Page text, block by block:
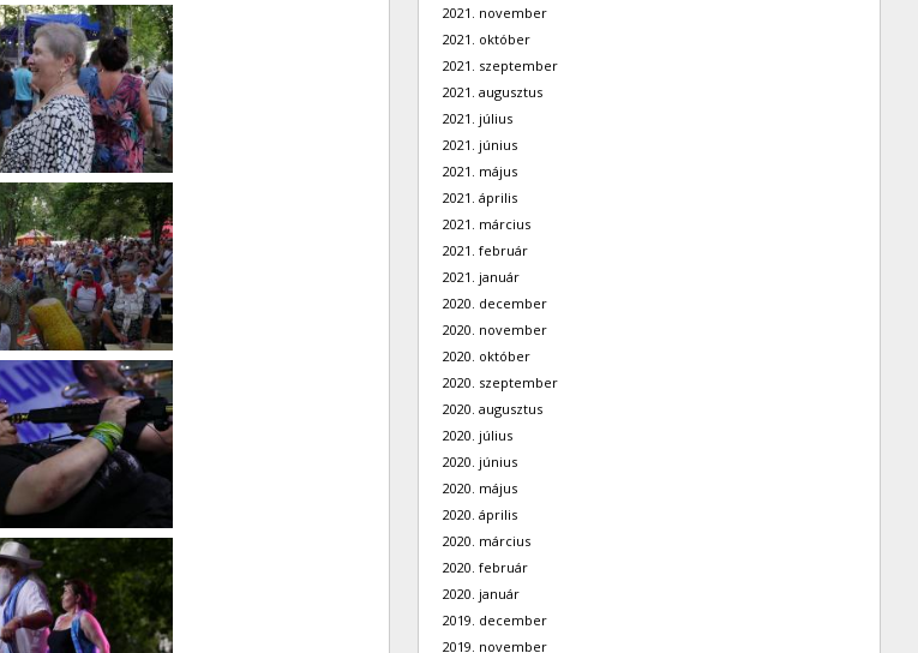
2021. november
2021. október
2021. szeptember
2021. augusztus
2021. július
2021. június
2021. május
2021. április
2021. március
2021. február
2021. január
2020. december
2020. november
2020. október
2020. szeptember
2020. augusztus
2020. július
2020. június
2020. május
2020. április
2020. március
2020. február
2020. január
2019. december
2019. november